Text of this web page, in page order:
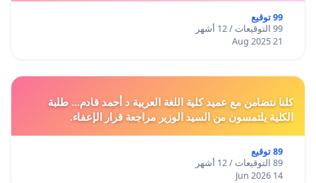
99 توقيع
99 التوقيعات / 12 أشهر
21 Aug 2025
كلنا نتضامن مع عميد كلية اللغة العربية د أحمد قادم... طلبة
الكلية يلتمسون من السيد الوزير مراجعة قرار الإعفاء.
89 توقيع
89 التوقيعات / 12 أشهر
14 Jun 2026